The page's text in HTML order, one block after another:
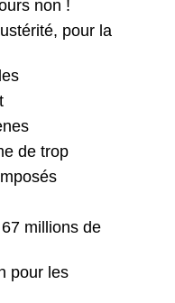
non !
pour la
de trop
millions de
pour les